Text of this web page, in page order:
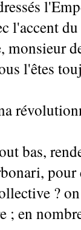
l'accent
monsieur
l'êtes
bas,
?
; en